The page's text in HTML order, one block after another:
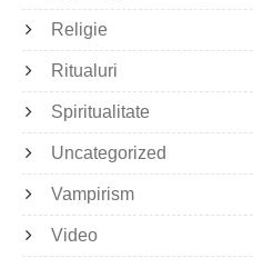
Religie
Ritualuri
Spiritualitate
Uncategorized
Vampirism
Video